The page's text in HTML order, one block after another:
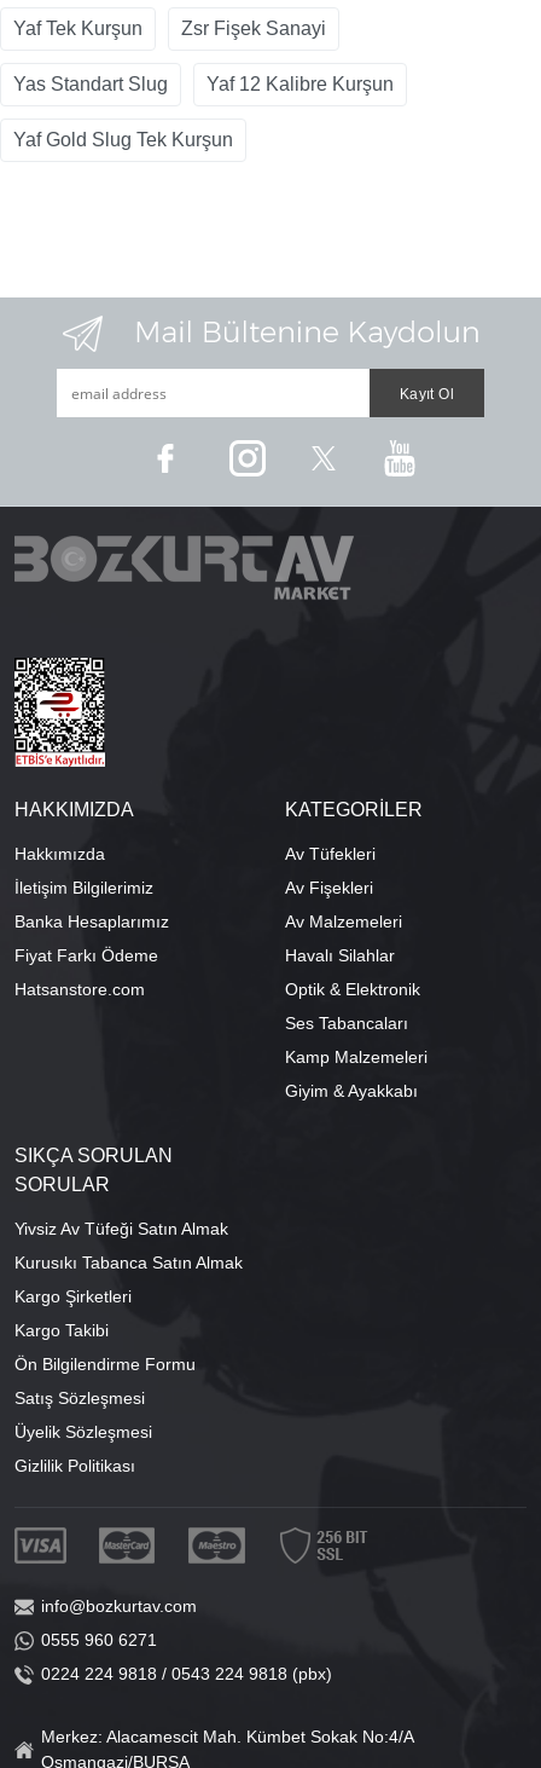
Yaf Tek Kurşun Zsr Fişek Sanayi
Yas Standart Slug Yaf 12 Kalibre Kurşun
Yaf Gold Slug Tek Kurşun
HAKKIMIZDA
Hakkımızda
İletişim Bilgilerimiz
Banka Hesaplarımız
Fiyat Farkı Ödeme
Hatsanstore.com
KATEGORİLER
Av Tüfekleri
Av Fişekleri
Av Malzemeleri
Havalı Silahlar
Optik & Elektronik
Ses Tabancaları
Kamp Malzemeleri
Giyim & Ayakkabı
SIKÇA SORULAN
SORULAR
Yivsiz Av Tüfeği Satın Almak
Kurusıkı Tabanca Satın Almak
Kargo Şirketleri
Kargo Takibi
Ön Bilgilendirme Formu
Satış Sözleşmesi
Üyelik Sözleşmesi
Gizlilik Politikası
info@bozkurtav.com
0555 960 6271
0224 224 9818 / 0543 224 9818 (pbx)
Merkez: Alacamescit Mah. Kümbet Sokak No:4/A
Osmangazi/BURSA